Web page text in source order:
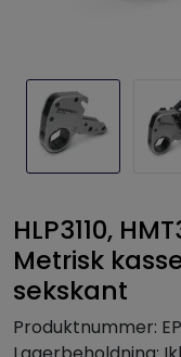
HLP3110,
Metrisk
sekskant
Produktnummer: